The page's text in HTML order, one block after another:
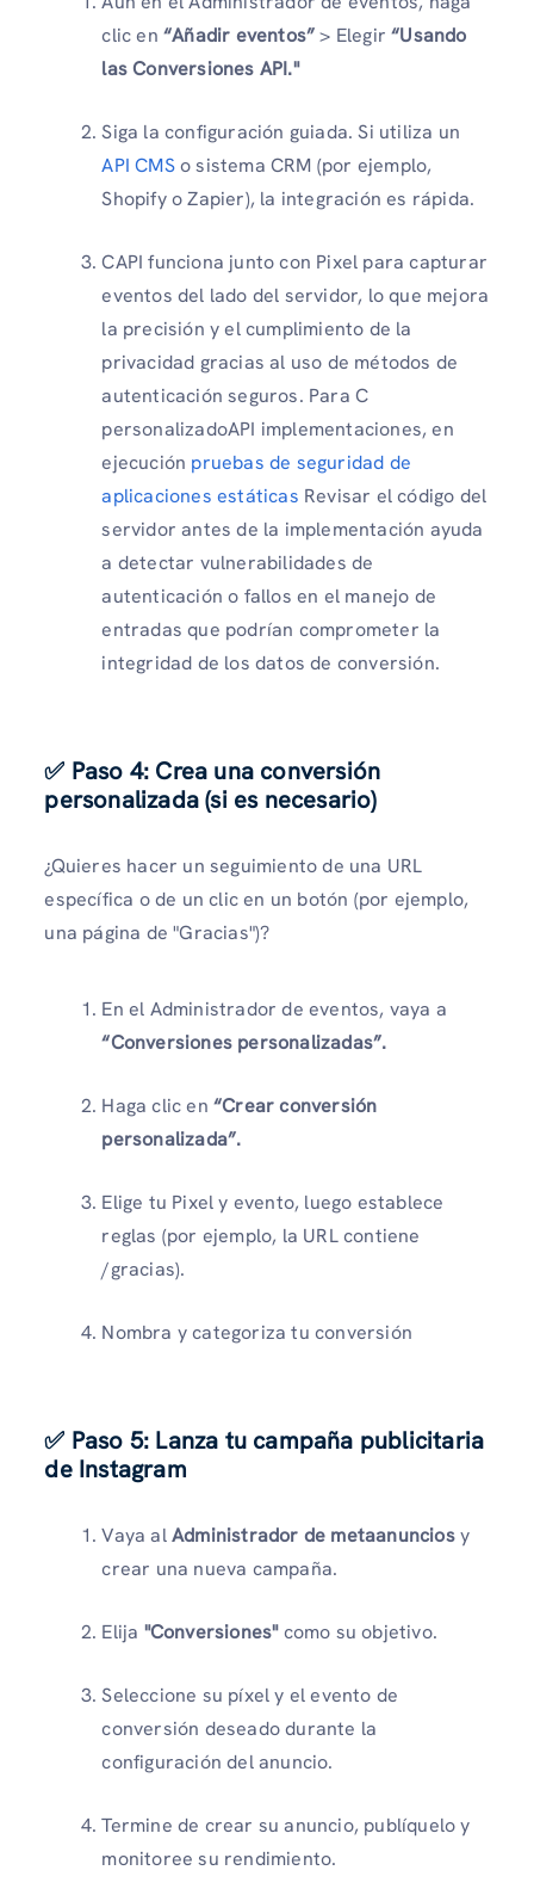
clic en “Añadir eventos”> Elegir“Usando
las Conversiones API."
Siga la configuración guiada. Si utiliza un
API CMSo sistema CRM (por ejemplo,
Shopify o Zapier), la integración es rápida.
CAPI funciona junto con Pixel para capturar
eventos del lado del servidor, lo que mejora
la precisión y el cumplimiento de la
privacidad gracias al uso de métodos de
autenticación seguros. Para C
personalizadoAPI implementaciones, en
ejecución pruebas de seguridad de
aplicaciones estáticas Revisar el código del
servidor antes de la implementación ayuda
a detectar vulnerabilidades de
autenticación o fallos en el manejo de
entradas que podrían comprometer la
integridad de los datos de conversión.
✅ Paso 4: Crea una conversión
personalizada (si es necesario)
¿Quieres hacer un seguimiento de una URL
específica o de un clic en un botón (por ejemplo,
una página de "Gracias")?
En el Administrador de eventos, vaya a
“Conversiones personalizadas”.
Haga clic en “Crear conversión
personalizada”.
Elige tu Pixel y evento, luego establece
reglas (por ejemplo, la URL contiene
/gracias).
Nombra y categoriza tu conversión
✅ Paso 5: Lanza tu campaña publicitaria
de Instagram
Vaya alAdministrador de metaanunciosy
crear una nueva campaña.
Elija "Conversiones"como su objetivo.
Seleccione su píxel y el evento de
conversión deseado durante la
configuración del anuncio.
Termine de crear su anuncio, publíquelo y
monitoree su rendimiento.